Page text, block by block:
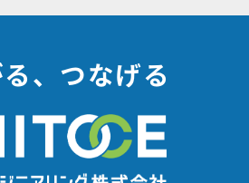
、つなげる